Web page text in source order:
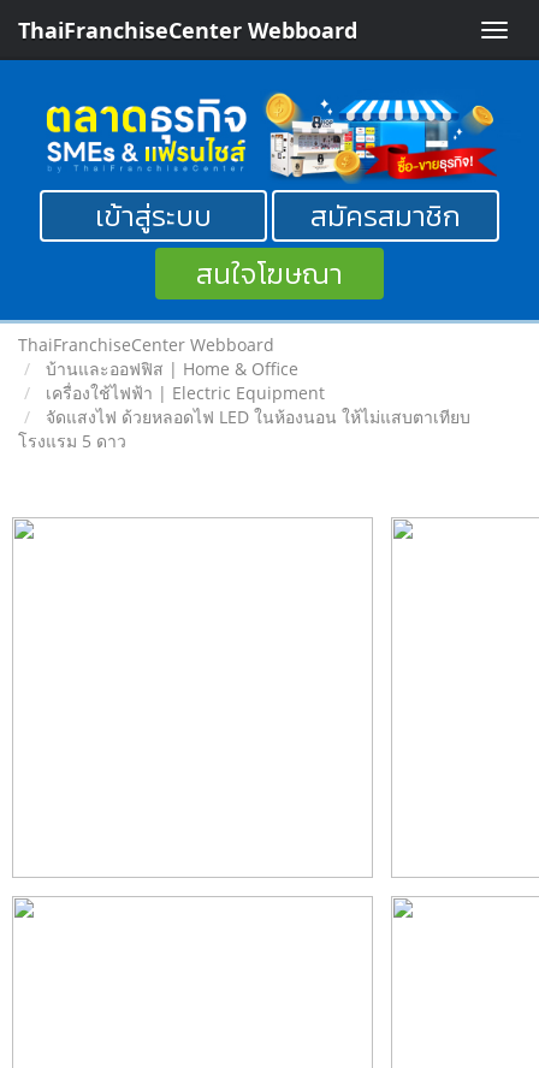
Toggle
ThaiFranchiseCenter Webboard
เข้าสู่ระบบ
สมัครสมาชิก
สนใจโฆษณา
ThaiFranchiseCenter Webboard
บ้านและออฟฟิส | Home & Office
เครื่องใช้ไฟฟ้า | Electric Equipment
จัดแสงไฟ ด้วยหลอดไฟ LED ในห้องนอน ให้ไม่แสบตาเทียบ
โรงแรม 5 ดาว